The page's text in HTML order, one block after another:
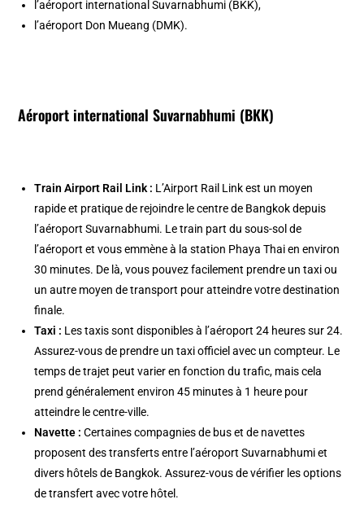
l’aéroport international Suvarnabhumi (BKK),
l’aéroport Don Mueang (DMK).
Aéroport international Suvarnabhumi (BKK)
Train Airport Rail Link : L’Airport Rail Link est un moyen
rapide et pratique de rejoindre le centre de Bangkok depuis
l’aéroport Suvarnabhumi. Le train part du sous-sol de
l’aéroport et vous emmène à la station Phaya Thai en environ
30 minutes. De là, vous pouvez facilement prendre un taxi ou
un autre moyen de transport pour atteindre votre destination
finale.
Taxi : Les taxis sont disponibles à l’aéroport 24 heures sur 24.
Assurez-vous de prendre un taxi officiel avec un compteur. Le
temps de trajet peut varier en fonction du trafic, mais cela
prend généralement environ 45 minutes à 1 heure pour
atteindre le centre-ville.
Navette : Certaines compagnies de bus et de navettes
proposent des transferts entre l’aéroport Suvarnabhumi et
divers hôtels de Bangkok. Assurez-vous de vérifier les options
de transfert avec votre hôtel.